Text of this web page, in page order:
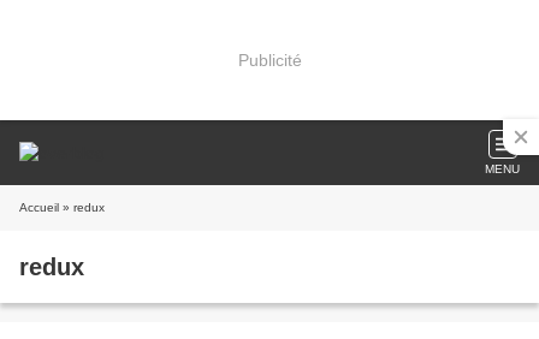
Publicité
MENU
Accueil » redux
redux